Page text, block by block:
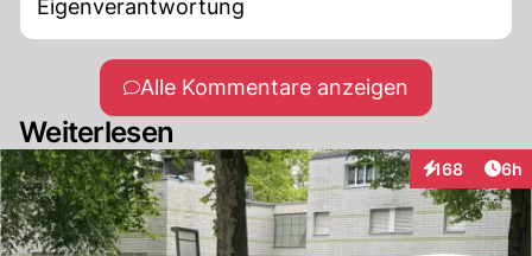
Eigenverantwortung
Alle Kommentare anzeigen
Weiterlesen
168
Interaktionen
6h